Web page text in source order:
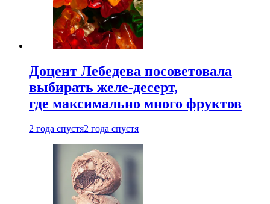
Доцент Лебедева посоветовала
выбирать желе-десерт,
где максимально много фруктов
2 года спустя2 года спустя